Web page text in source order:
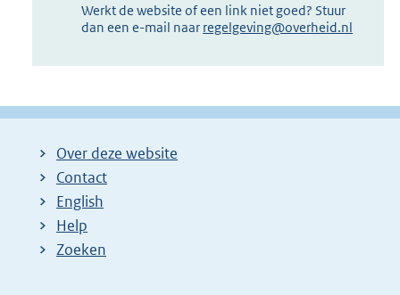
Werkt de website of een link niet goed? Stuur
dan een e-mail naar regelgeving@overheid.nl
Over deze website
Contact
English
Help
Zoeken